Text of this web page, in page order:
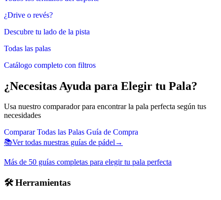
¿Drive o revés?
Descubre tu lado de la pista
Todas las palas
Catálogo completo con filtros
¿Necesitas Ayuda para Elegir tu Pala?
Usa nuestro comparador para encontrar la pala perfecta según tus
necesidades
Comparar Todas las Palas Guía de Compra
📚Ver todas nuestras guías de pádel→
Más de 50 guías completas para elegir tu pala perfecta
🛠️Herramientas